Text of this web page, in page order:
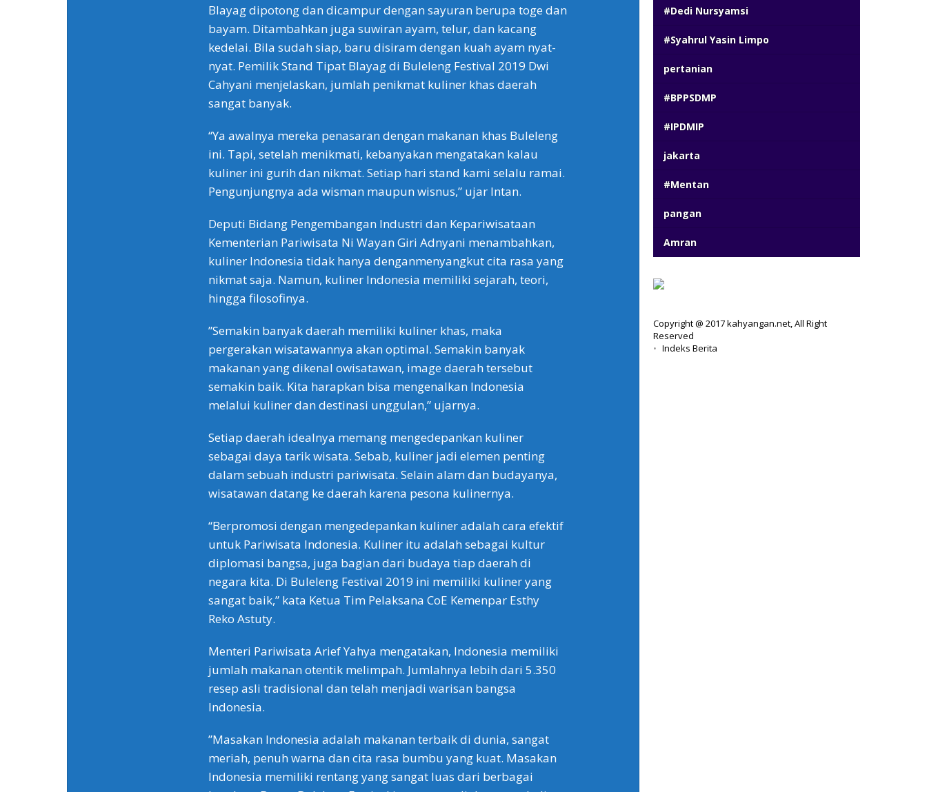
Blayag dipotong dan dicampur dengan sayuran berupa toge dan
bayam. Ditambahkan juga suwiran ayam, telur, dan kacang
kedelai. Bila sudah siap, baru disiram dengan kuah ayam nyat-
nyat. Pemilik Stand Tipat Blayag di Buleleng Festival 2019 Dwi
Cahyani menjelaskan, jumlah penikmat kuliner khas daerah
sangat banyak.
“Ya awalnya mereka penasaran dengan makanan khas Buleleng
ini. Tapi, setelah menikmati, kebanyakan mengatakan kalau
kuliner ini gurih dan nikmat. Setiap hari stand kami selalu ramai.
Pengunjungnya ada wisman maupun wisnus,” ujar Intan.
Deputi Bidang Pengembangan Industri dan Kepariwisataan
Kementerian Pariwisata Ni Wayan Giri Adnyani menambahkan,
kuliner Indonesia tidak hanya denganmenyangkut cita rasa yang
nikmat saja. Namun, kuliner Indonesia memiliki sejarah, teori,
hingga filosofinya.
”Semakin banyak daerah memiliki kuliner khas, maka
pergerakan wisatawannya akan optimal. Semakin banyak
makanan yang dikenal owisatawan, image daerah tersebut
semakin baik. Kita harapkan bisa mengenalkan Indonesia
melalui kuliner dan destinasi unggulan,” ujarnya.
Setiap daerah idealnya memang mengedepankan kuliner
sebagai daya tarik wisata. Sebab, kuliner jadi elemen penting
dalam sebuah industri pariwisata. Selain alam dan budayanya,
wisatawan datang ke daerah karena pesona kulinernya.
“Berpromosi dengan mengedepankan kuliner adalah cara efektif
untuk Pariwisata Indonesia. Kuliner itu adalah sebagai kultur
diplomasi bangsa, juga bagian dari budaya tiap daerah di
negara kita. Di Buleleng Festival 2019 ini memiliki kuliner yang
sangat baik,” kata Ketua Tim Pelaksana CoE Kemenpar Esthy
Reko Astuty.
Menteri Pariwisata Arief Yahya mengatakan, Indonesia memiliki
jumlah makanan otentik melimpah. Jumlahnya lebih dari 5.350
resep asli tradisional dan telah menjadi warisan bangsa
Indonesia.
”Masakan Indonesia adalah makanan terbaik di dunia, sangat
meriah, penuh warna dan cita rasa bumbu yang kuat. Masakan
Indonesia memiliki rentang yang sangat luas dari berbagai
#Dedi Nursyamsi
#Syahrul Yasin Limpo
pertanian
#BPPSDMP
#IPDMIP
jakarta
#Mentan
pangan
Amran
Copyright @ 2017 kahyangan.net, All Right
Reserved
Indeks Berita